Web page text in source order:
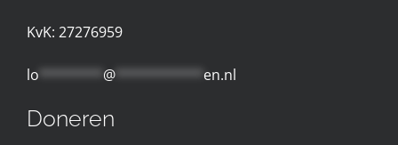
Gebruiksvoorwaarden
KvK: 27276959
lo ******** @*********** en.nl
Doneren